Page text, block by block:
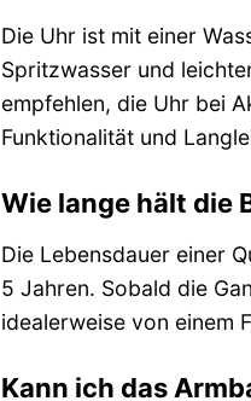
Die Uhr ist mit einer
Spritzwasser und
empfehlen, die Uhr bei
Funktionalität und
Wie lange hält die
Die Lebensdauer einer
5 Jahren. Sobald die
idealerweise von einem
Kann ich das